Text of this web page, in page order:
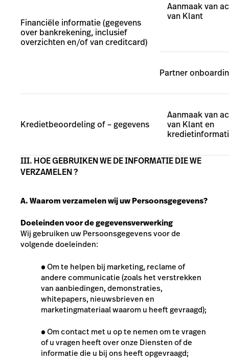
Financiële informatie (gegevens
over bankrekening, inclusief
overzichten en/of van creditcard)
Aanmaak van
van Klant
Partner
Kredietbeoordeling of – gegevens
Aanmaak van
van Klant en
III. HOE GEBRUIKEN WE DE INFORMATIE DIE WE
VERZAMELEN ?
A. Waarom verzamelen wij uw Persoonsgegevens?
Doeleinden voor de gegevensverwerking
Wij gebruiken uw Persoonsgegevens voor de
volgende doeleinden:
●Om te helpen bij marketing, reclame of
andere communicatie (zoals het verstrekken
van aanbiedingen, demonstraties,
whitepapers, nieuwsbrieven en
marketingmateriaal waarom u heeft gevraagd);
●Om contact met u op te nemen om te vragen
of u vragen heeft over onze Diensten of de
informatie die u bij ons heeft opgevraagd;